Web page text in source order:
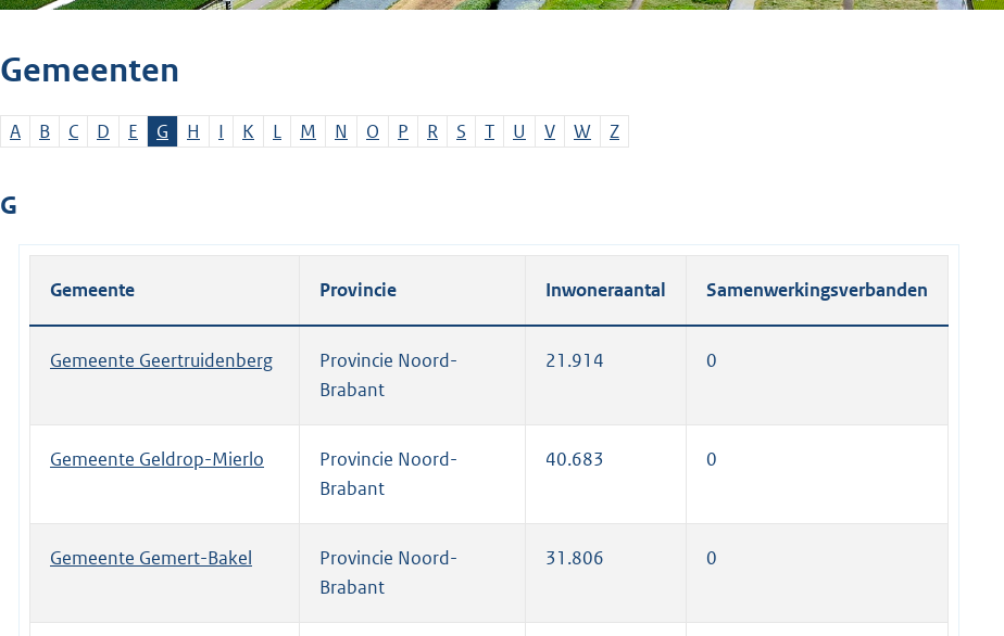
Gemeenten
A B C D E G H I K L M N O P R S T U V W Z
G
Gemeente Provincie Inwoneraantal Samenwerkingsverbanden
Gemeente Geertruidenberg
Provincie Noord-
Brabant
21.914 0
Gemeente Geldrop-Mierlo
Provincie Noord-
Brabant
40.683 0
Gemeente Gemert-Bakel
Provincie Noord-
Brabant
31.806 0